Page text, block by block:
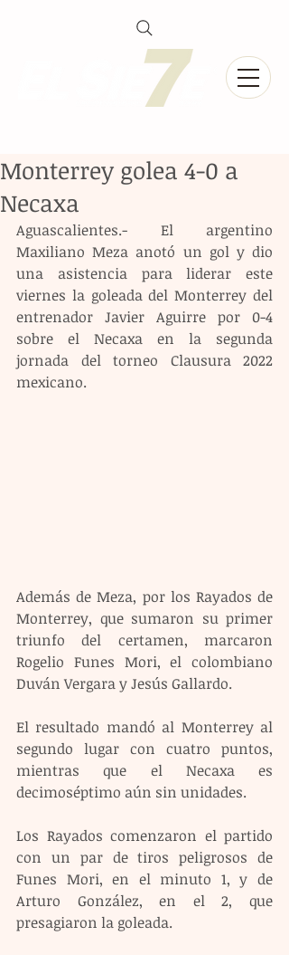
Monterrey golea 4-0 a
Necaxa
Aguascalientes.- El argentino
Maxiliano Meza anotó un gol y dio
una asistencia para liderar este
viernes la goleada del Monterrey del
entrenador Javier Aguirre por 0-4
sobre el Necaxa en la segunda
jornada del torneo Clausura 2022
mexicano.
Además de Meza, por los Rayados de
Monterrey, que sumaron su primer
triunfo del certamen, marcaron
Rogelio Funes Mori, el colombiano
Duván Vergara y Jesús Gallardo.
El resultado mandó al Monterrey al
segundo lugar con cuatro puntos,
mientras que el Necaxa es
decimoséptimo aún sin unidades.
Los Rayados comenzaron el partido
con un par de tiros peligrosos de
Funes Mori, en el minuto 1, y de
Arturo González, en el 2, que
presagiaron la goleada.